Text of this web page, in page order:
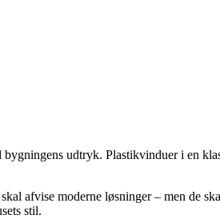
udtryk. Plastikvinduer i en
afvise moderne løsninger – men de
stil.